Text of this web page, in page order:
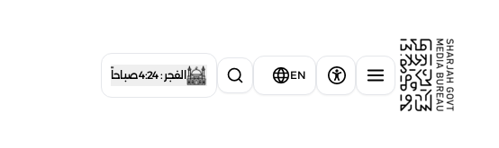
EN الفجر : 4:24 صباحاً